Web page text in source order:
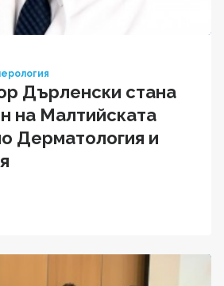
Дърленски стана
на Малтийската
Дерматология и